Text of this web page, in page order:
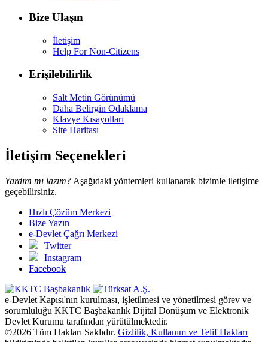
Bize Ulaşın
İletişim
Help For Non-Citizens
Erişilebilirlik
Salt Metin Görünümü
Daha Belirgin Odaklama
Klavye Kısayolları
Site Haritası
İletişim Seçenekleri
Yardım mı lazım? Aşağıdaki yöntemleri kullanarak bizimle iletişime
geçebilirsiniz.
Hızlı Çözüm Merkezi
Bize Yazın
e-Devlet Çağrı Merkezi
Twitter
Instagram
Facebook
e-Devlet Kapısı'nın kurulması, işletilmesi ve yönetilmesi görev ve
sorumluluğu KKTC Başbakanlık Dijital Dönüşüm ve Elektronik
Devlet Kurumu tarafından yürütülmektedir.
©2026 Tüm Hakları Saklıdır. Gizlilik, Kullanım ve Telif Hakları